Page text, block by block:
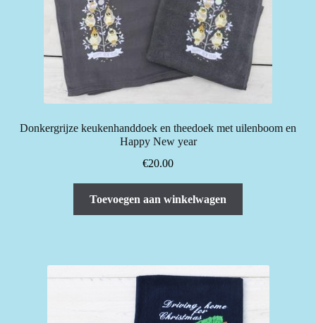
Donkergrijze keukenhanddoek en theedoek met uilenboom en
Happy New year
€20.00
Toevoegen aan winkelwagen